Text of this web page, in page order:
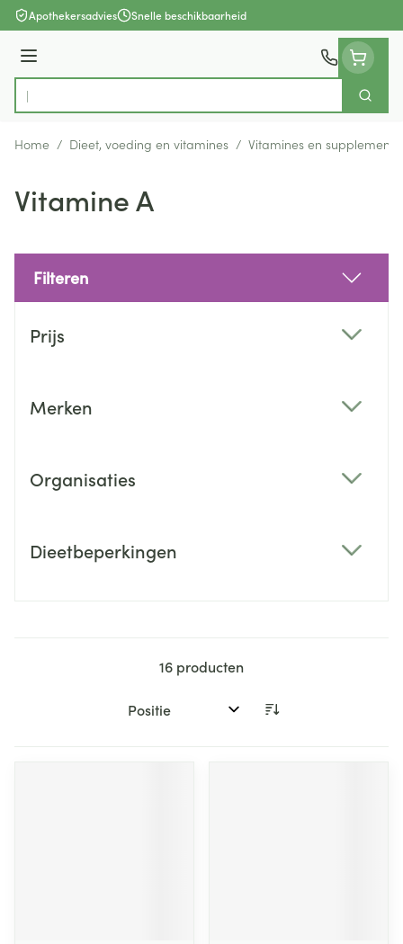
Ga naar de inhoud
Apothekersadvies Snelle beschikbaarheid
Menu
Product, merk, categorie...
Zoek
Home / Dieet, voeding en vitamines / Vitamines en
Vitamine A
Filteren
Prijs
Merken
Organisaties
Dieetbeperkingen
16 producten
Sorteer op: